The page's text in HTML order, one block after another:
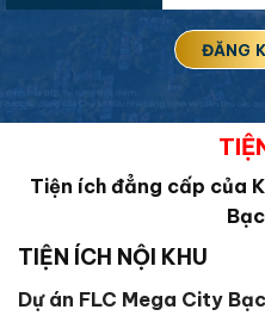
Tiện ích đẳng cấp của
TIỆN ÍCH NỘI KHU
Dự án FLC Mega City